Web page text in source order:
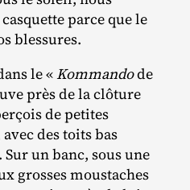
parce que le
blessures.
le «Kommandode
près de la clôture
de petites
des toits bas
un banc, sous une
grosses moustaches